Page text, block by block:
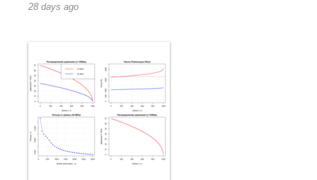
28 days ago